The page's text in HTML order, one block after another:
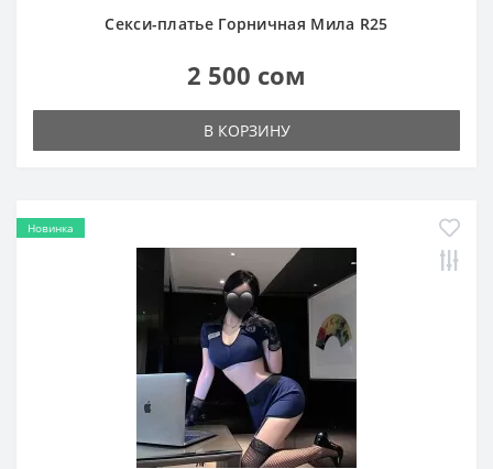
Секси-платье Горничная Мила R25
2 500 сом
В КОРЗИНУ
Новинка